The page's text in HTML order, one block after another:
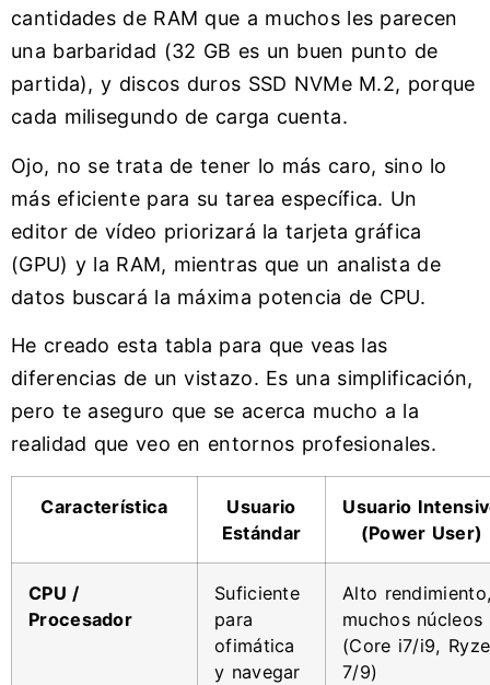
cantidades de RAM que a muchos les parecen
una barbaridad (32 GB es un buen punto de
partida), y discos duros SSD NVMe M.2, porque
cada milisegundo de carga cuenta.
Ojo, no se trata de tener lo más caro, sino lo
más eficiente para su tarea específica. Un
editor de vídeo priorizará la tarjeta gráfica
(GPU) y la RAM, mientras que un analista de
datos buscará la máxima potencia de CPU.
He creado esta tabla para que veas las
diferencias de un vistazo. Es una simplificación,
pero te aseguro que se acerca mucho a la
realidad que veo en entornos profesionales.
Característica
Usuario
Estándar
Usuario
(Power User)
CPU /
Procesador
Suficiente
para
ofimática
y navegar
Alto
muchos núcleos
(Core i7/i9,
7/9)